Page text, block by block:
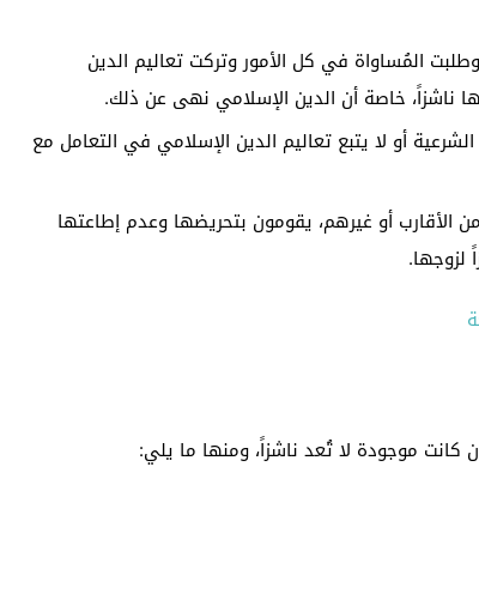
المُساواة في كل الأمور وتركت تعاليم الدين
خاصة أن الدين الإسلامي نهى عن ذلك.
أو لا يتبع تعاليم الدين الإسلامي في التعامل مع
أو غيرهم، يقومون بتحريضها وعدم إطاعتها
لزوجها.
كانت موجودة لا تُعد ناشزاً، ومنها ما يلي: